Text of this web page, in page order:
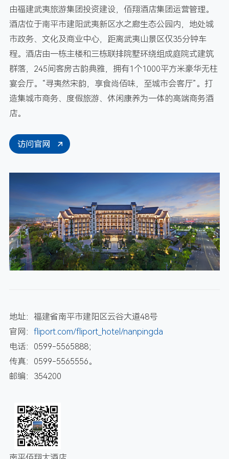
由福建武夷旅游集团投资建设，佰翔酒店集团运营管理。
酒店位于南平市建阳武夷新区水之廊生态公园内，地处城
市政务、文化及商业中心，距离武夷山景区仅35分钟车
程。酒店由一栋主楼和三栋联排院墅环绕组成庭院式建筑
群落，245间客房古韵典雅，拥有1个1000平方米豪华无柱
宴会厅。“寻夷然宋韵，享食尚佰味，至城市会客厅”。打
造集城市商务、度假旅游、休闲康养为一体的高端商务酒
店。
访问官网
地址：福建省南平市建阳区云谷大道48号
官网： fliport.com/fliport_hotel/nanpingda
电话：0599-5565888；
传真：0599-5565556。
邮编：354200